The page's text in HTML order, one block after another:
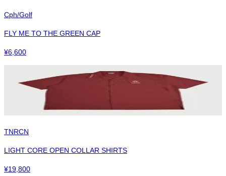
Cph/Golf
FLY ME TO THE GREEN CAP
¥6,600
TNRCN
LIGHT CORE OPEN COLLAR SHIRTS
¥19,800